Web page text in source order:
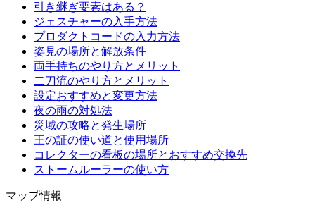
引き継ぎ要素はある？
ジェスチャーの入手方法
プロダクトコードの入力方法
姿見の場所と解放条件
両手持ちのやり方とメリット
二刀流のやり方とメリット
設定おすすめと変更方法
夜の雨の対処法
災域の攻略と発生場所
王の証の使い道と使用場所
コレクターの看板の場所とおすすめ交換先
ストームルーラーの使い方
マップ情報